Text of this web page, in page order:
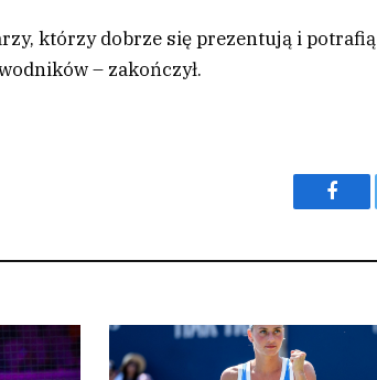
którzy dobrze się prezentują i
– zakończył.